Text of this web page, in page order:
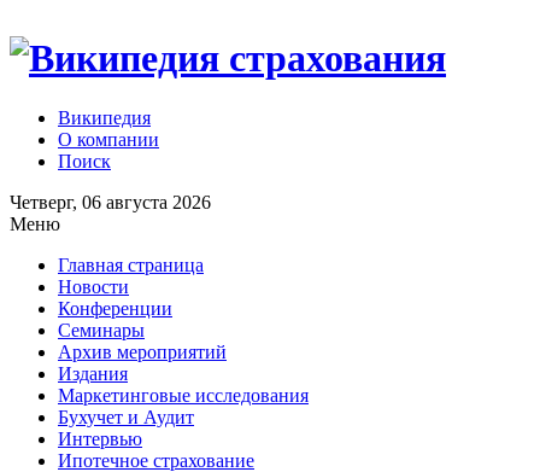
Википедия
О компании
Поиск
Четверг, 06 августа 2026
Меню
Главная страница
Новости
Конференции
Семинары
Архив мероприятий
Издания
Маркетинговые исследования
Бухучет и Аудит
Интервью
Ипотечное страхование